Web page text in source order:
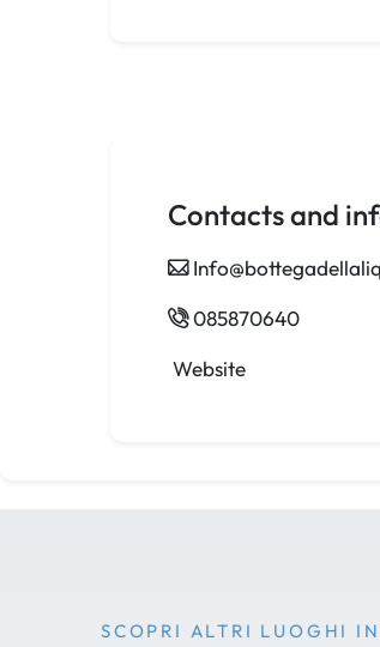
Contacts and
085870640
Website
SCOPRI ALTRI LUOGHI